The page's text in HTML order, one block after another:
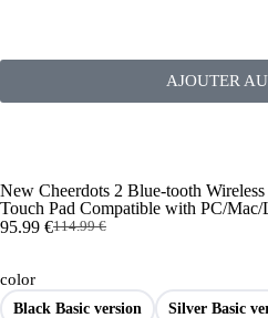
AJOUTER
New Cheerdots 2 Blue-tooth
Touch Pad Compatible with PC/Mac/
114.99€
95.99 €
color
Black Basic version Silver Basic